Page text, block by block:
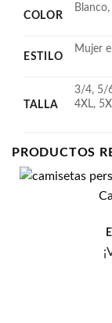
COLOR
ESTILO
Mujer
TALLA
3/4, 5/
4XL,
PRODUCTOS